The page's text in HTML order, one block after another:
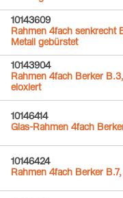
10143609
Rahmen 4fach senkrecht
Metall gebürstet
10143904
Rahmen 4fach Berker
eloxiert
10146414
Glas-Rahmen 4fach
10146424
Rahmen 4fach Berker